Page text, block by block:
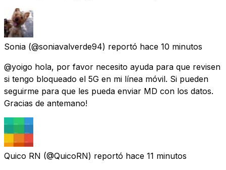
Sonia (@soniavalverde94) reportó hace 10 minutos
@yoigo hola, por favor necesito ayuda para que revisen
si tengo bloqueado el 5G en mi línea móvil. Si pueden
seguirme para que les pueda enviar MD con los datos.
Gracias de antemano!
Quico RN (@QuicoRN) reportó hace 11 minutos